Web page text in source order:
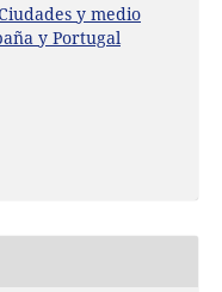
y medio
y Portugal